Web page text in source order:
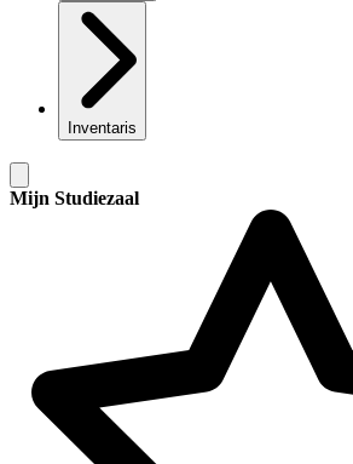
Inventaris
Mijn Studiezaal